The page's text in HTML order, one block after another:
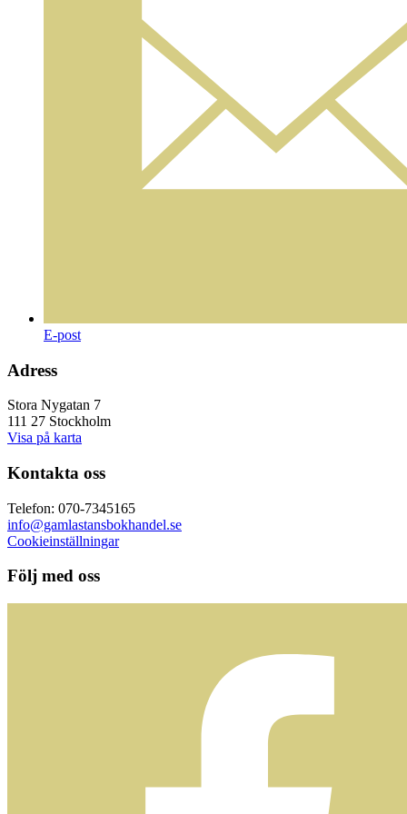
E-post
Adress
Stora Nygatan 7
111 27 Stockholm
Visa på karta
Kontakta oss
Telefon: 070-7345165
info@gamlastansbokhandel.se
Cookieinställningar
Följ med oss